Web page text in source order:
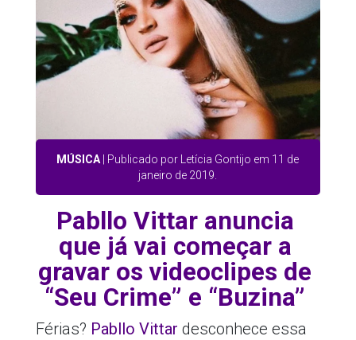
MÚSICA | Publicado por Letícia Gontijo em 11 de
janeiro de 2019.
Pabllo Vittar anuncia
que já vai começar a
gravar os videoclipes de
“Seu Crime” e “Buzina”
Férias? Pabllo Vittar desconhece essa